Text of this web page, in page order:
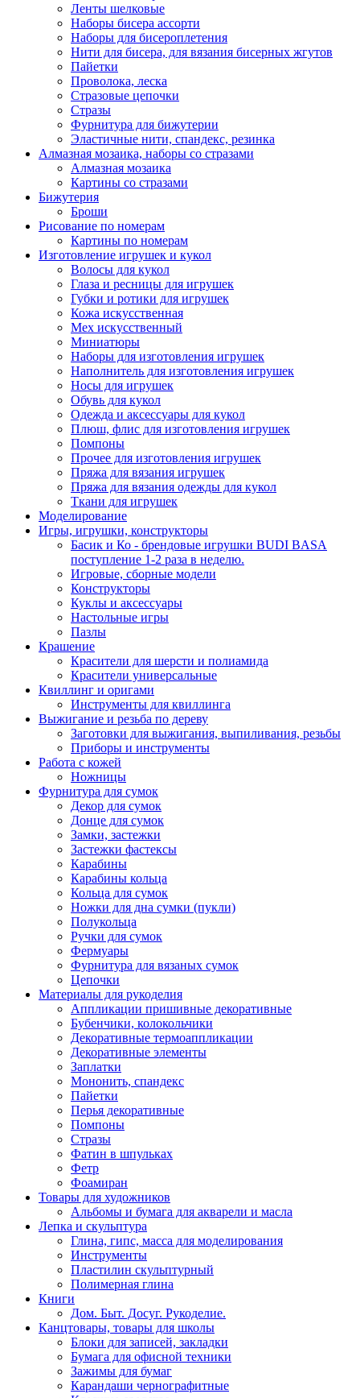
Ленты шелковые
Наборы бисера ассорти
Наборы для бисероплетения
Нити для бисера, для вязания бисерных жгутов
Пайетки
Проволока, леска
Стразовые цепочки
Стразы
Фурнитура для бижутерии
Эластичные нити, спандекс, резинка
Алмазная мозаика, наборы со стразами
Алмазная мозаика
Картины co стразами
Бижутерия
Броши
Рисование по номерам
Картины по номерам
Изготовление игрушек и кукол
Волосы для кукол
Глаза и ресницы для игрушек
Губки и ротики для игрушек
Кожа искусственная
Мех искусственный
Миниатюры
Наборы для изготовления игрушек
Наполнитель для изготовления игрушек
Носы для игрушек
Обувь для кукол
Одежда и аксессуары для кукол
Плюш, флис для изготовления игрушек
Помпоны
Прочее для изготовления игрушек
Пряжа для вязания игрушек
Пряжа для вязания одежды для кукол
Ткани для игрушек
Моделирование
Игры, игрушки, конструкторы
Басик и Ко - брендовые игрушки BUDI BASA
поступление 1-2 раза в неделю.
Игровые, сборные модели
Конструкторы
Куклы и аксессуары
Настольные игры
Пазлы
Крашение
Красители для шерсти и полиамида
Красители универсальные
Квиллинг и оригами
Инструменты для квиллинга
Выжигание и резьба по дереву
Заготовки для выжигания, выпиливания, резьбы
Приборы и инструменты
Работа с кожей
Ножницы
Фурнитура для сумок
Декор для сумок
Донце для сумок
Замки, застежки
Застежки фастексы
Карабины
Карабины кольца
Кольца для сумок
Ножки для дна сумки (пукли)
Полукольца
Ручки для сумок
Фермуары
Фурнитура для вязаных сумок
Цепочки
Материалы для рукоделия
Аппликации пришивные декоративные
Бубенчики, колокольчики
Декоративные термоаппликации
Декоративные элементы
Заплатки
Мононить, спандекс
Пайетки
Перья декоративные
Помпоны
Стразы
Фатин в шпульках
Фетр
Фоамиран
Товары для художников
Альбомы и бумага для акварели и масла
Лепка и скульптура
Глина, гипс, масса для моделирования
Инструменты
Пластилин скульптурный
Полимерная глина
Книги
Дом. Быт. Досуг. Рукоделие.
Канцтовары, товары для школы
Блоки для записей, закладки
Бумага для офисной техники
Зажимы для бумаг
Карандаши чернографитные